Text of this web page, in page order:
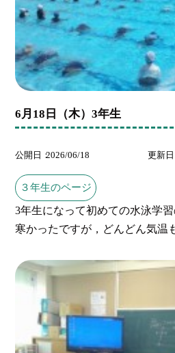
6月18日（木）3年生
公開日 2026/06/18 更新日
３年生のページ
3年生になって初めての水泳学
寒かったですが，どんどん気温